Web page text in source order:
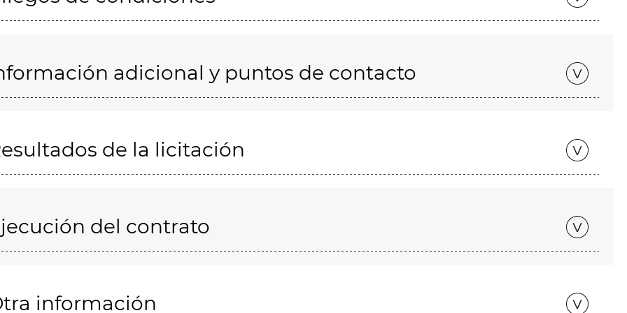
adicional y puntos de contacto
de la licitación
del contrato
información